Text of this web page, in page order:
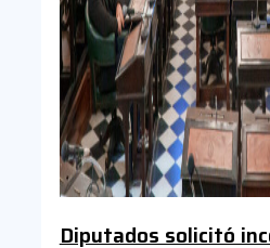
Diputados solicitó